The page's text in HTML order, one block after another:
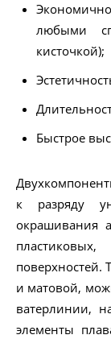
любыми
кисточкой);
Быстрое
к разряду
окрашивания
поверхностей.
и матовой,
ватерлинии,
элементы